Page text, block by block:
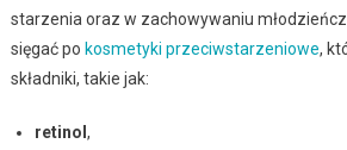
starzenia oraz w zachowywaniu
sięgać po kosmetyki przeciwstarzeniowe,
składniki, takie jak:
retinol,